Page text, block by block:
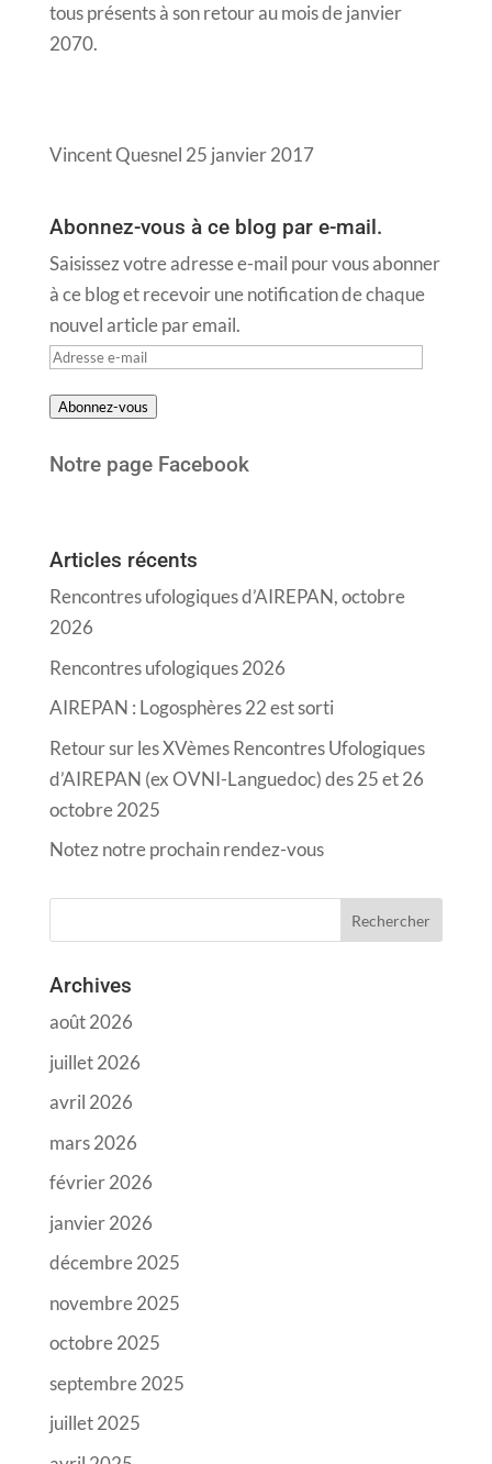
tous présents à son retour au mois de janvier
2070.
Vincent Quesnel 25 janvier 2017
Abonnez-vous à ce blog par e-mail.
Saisissez votre adresse e-mail pour vous abonner
à ce blog et recevoir une notification de chaque
nouvel article par email.
Adresse
mail
Abonnez-vous
Notre page Facebook
Articles récents
Rencontres ufologiques d’AIREPAN, octobre
2026
Rencontres ufologiques 2026
AIREPAN : Logosphères 22 est sorti
Retour sur les XVèmes Rencontres Ufologiques
d’AIREPAN (ex OVNI-Languedoc) des 25 et 26
octobre 2025
Notez notre prochain rendez-vous
Archives
août 2026
juillet 2026
avril 2026
mars 2026
février 2026
janvier 2026
décembre 2025
novembre 2025
octobre 2025
septembre 2025
juillet 2025